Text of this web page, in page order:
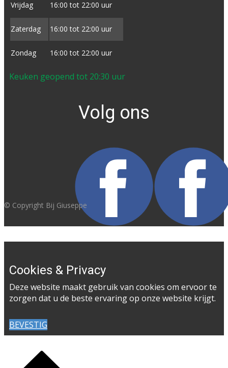
Vrijdag 16:00 tot ​22:00 uur
Zaterdag 16:00 tot ​22:00 uur
Zondag 16:00 tot ​22:00 uur
Keuken geopend tot 20:30 uur
Volg ons
© Copyright Bij Giuseppe
Cookies & Privacy
Deze website maakt gebruik van cookies om ervoor te
zorgen dat u de beste ervaring op onze website krijgt.
BEVESTIG